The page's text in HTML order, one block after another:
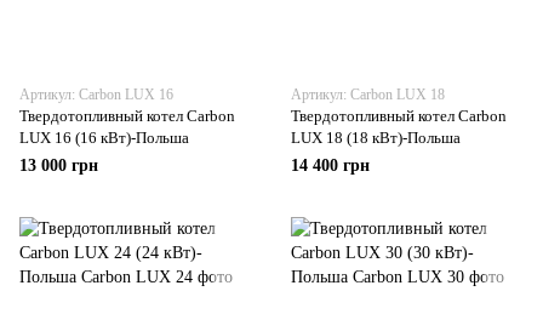
Артикул: Carbon LUX 16
Твердотопливный котел Carbon
LUX 16 (16 кВт)-Польша
13 000 грн
Артикул: Carbon LUX 18
Твердотопливный котел Carbon
LUX 18 (18 кВт)-Польша
14 400 грн